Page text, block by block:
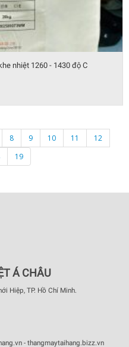
nhiệt 1260 - 1430 độ C
8 9 10 11
12
19
Á CHÂU
Hiệp, TP. Hồ Chí Minh.
- thangmaytaihang.bizz.vn